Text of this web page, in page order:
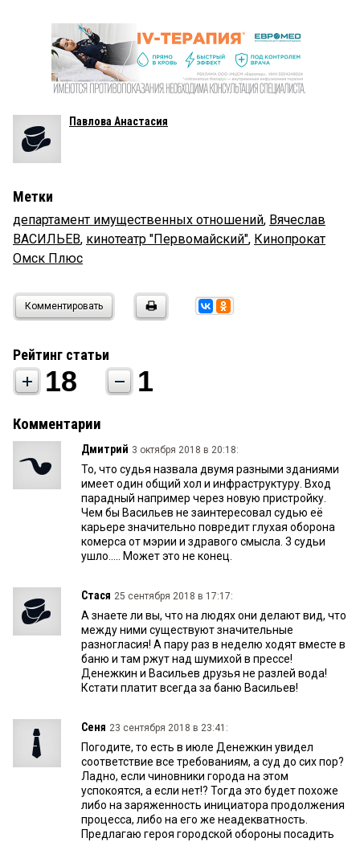
Павлова Анастасия
Метки
департамент имущественных отношений, Вячеслав
ВАСИЛЬЕВ, кинотеатр "Первомайский", Кинопрокат
Омск Плюс
Комментировать
Рейтинг статьи
18 1
Комментарии
Дмитрий 3 октября 2018 в 20:18:
То, что судья назвала двумя разными зданиями
имеет один общий хол и инфраструктуру. Вход
парадный например через новую пристройку.
Чем бы Васильев не заинтересовал судью её
карьере значительно повредит глухая оборона
комерса от мэрии и здравого смысла. 3 судьи
ушло..... Может это не конец.
Стася 25 сентября 2018 в 17:17:
А знаете ли вы, что на людях они делают вид, что
между ними существуют значительные
разногласия! А пару раз в неделю ходят вместе в
баню и там ржут над шумихой в прессе!
Денежкин и Васильев друзья не разлей вода!
Кстати платит всегда за баню Васильев!
Сеня 23 сентября 2018 в 23:41:
Погодите, то есть в июле Денежкин увидел
соответствие все требованиям, а суд до сих пор?
Ладно, если чиновники города на этом
успокоятся, а если нет!? Тогда это будет похоже
либо на заряженность инициатора продолжения
процесса, либо на его же неадекватность.
Предлагаю героя городской обороны посадить